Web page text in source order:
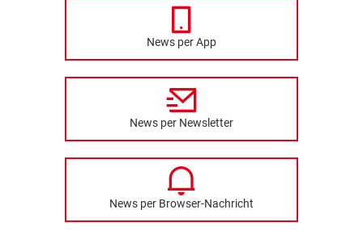
News per App
News per Newsletter
News per Browser-Nachricht